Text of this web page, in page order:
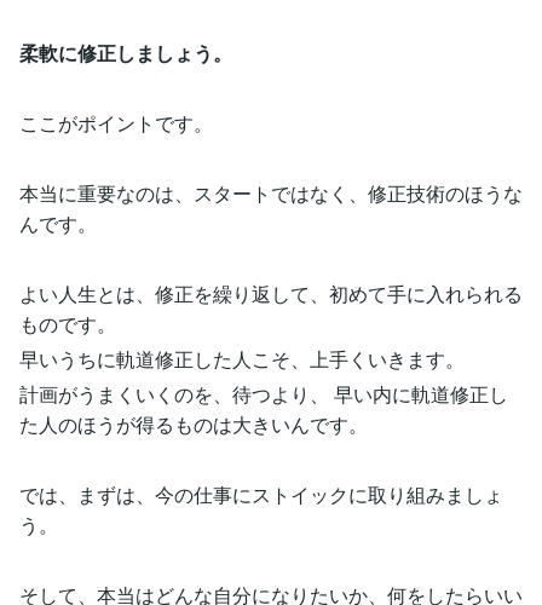
柔軟に修正しましょう。
ここがポイントです。
本当に重要なのは、スタートではなく、修正技術のほうな
んです。
よい人生とは、修正を繰り返して、初めて手に入れられる
ものです。
早いうちに軌道修正した人こそ、上手くいきます。
計画がうまくいくのを、待つより、 早い内に軌道修正し
た人のほうが得るものは大きいんです。
では、まずは、今の仕事にストイックに取り組みましょ
う。
そして、本当はどんな自分になりたいか、何をしたらいい